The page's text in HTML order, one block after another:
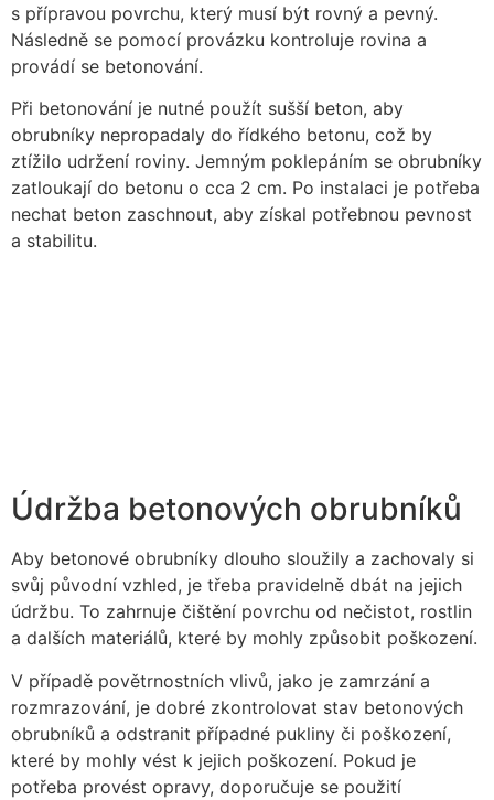
s přípravou povrchu, který musí být rovný a pevný.
Následně se pomocí provázku kontroluje rovina a
provádí se betonování.
Při betonování je nutné použít sušší beton, aby
obrubníky nepropadaly do řídkého betonu, což by
ztížilo udržení roviny. Jemným poklepáním se obrubníky
zatloukají do betonu o cca 2 cm. Po instalaci je potřeba
nechat beton zaschnout, aby získal potřebnou pevnost
a stabilitu.
Údržba betonových obrubníků
Aby betonové obrubníky dlouho sloužily a zachovaly si
svůj původní vzhled, je třeba pravidelně dbát na jejich
údržbu. To zahrnuje čištění povrchu od nečistot, rostlin
a dalších materiálů, které by mohly způsobit poškození.
V případě povětrnostních vlivů, jako je zamrzání a
rozmrazování, je dobré zkontrolovat stav betonových
obrubníků a odstranit případné pukliny či poškození,
které by mohly vést k jejich poškození. Pokud je
potřeba provést opravy, doporučuje se použití